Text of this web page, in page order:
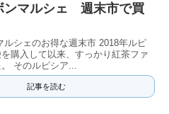
ンマルシェ 週末市で買
ルシェのお得な週末市 2018年ルピ
購入して以来、すっかり紅茶ファ
そのルピシア...
記事を読む